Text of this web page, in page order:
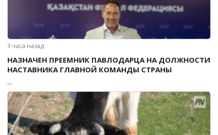
3 часа назад
НАЗНАЧЕН ПРЕЕМНИК ПАВЛОДАРЦА НА ДОЛЖНОСТИ
НАСТАВНИКА ГЛАВНОЙ КОМАНДЫ СТРАНЫ
...